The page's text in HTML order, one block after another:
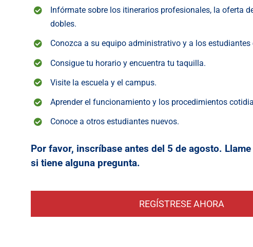
Infórmate sobre los itinerarios profesionales, la oferta
dobles.
Conozca a su equipo administrativo y a los estudiantes
Consigue tu horario y encuentra tu taquilla.
Visite la escuela y el campus.
Aprender el funcionamiento y los procedimientos
Conoce a otros estudiantes nuevos.
Por favor, inscríbase antes del 5 de agosto.
si tiene alguna pregunta.
REGÍSTRESE AHORA